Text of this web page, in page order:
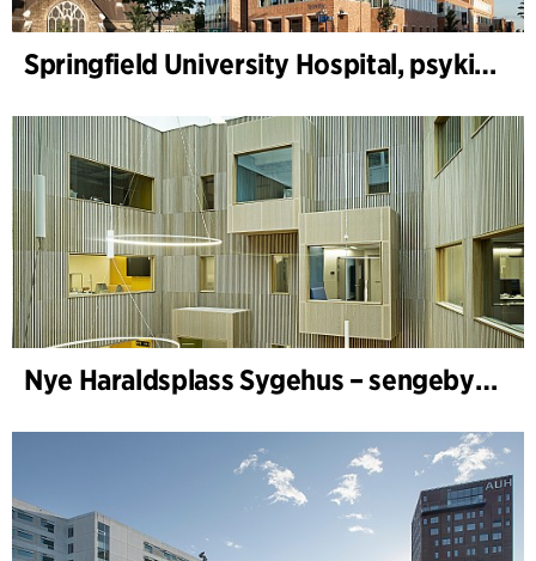
Springfield University Hospital, psykiatri
Nye Haraldsplass Sygehus – sengebygning